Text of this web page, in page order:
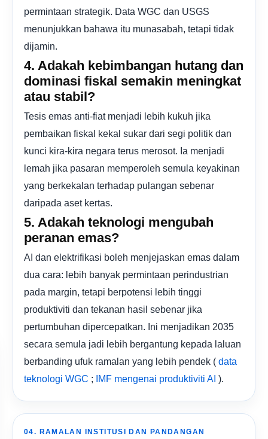
permintaan strategik. Data WGC dan USGS
menunjukkan bahawa itu munasabah, tetapi tidak
dijamin.
4. Adakah kebimbangan hutang dan
dominasi fiskal semakin meningkat
atau stabil?
Tesis emas anti-fiat menjadi lebih kukuh jika
pembaikan fiskal kekal sukar dari segi politik dan
kunci kira-kira negara terus merosot. Ia menjadi
lemah jika pasaran memperoleh semula keyakinan
yang berkekalan terhadap pulangan sebenar
daripada aset kertas.
5. Adakah teknologi mengubah
peranan emas?
AI dan elektrifikasi boleh menjejaskan emas dalam
dua cara: lebih banyak permintaan perindustrian
pada margin, tetapi berpotensi lebih tinggi
produktiviti dan tekanan hasil sebenar jika
pertumbuhan dipercepatkan. Ini menjadikan 2035
secara semula jadi lebih bergantung kepada laluan
berbanding ufuk ramalan yang lebih pendek ( data
teknologi WGC ; IMF mengenai produktiviti AI ).
04. RAMALAN INSTITUSI DAN PANDANGAN